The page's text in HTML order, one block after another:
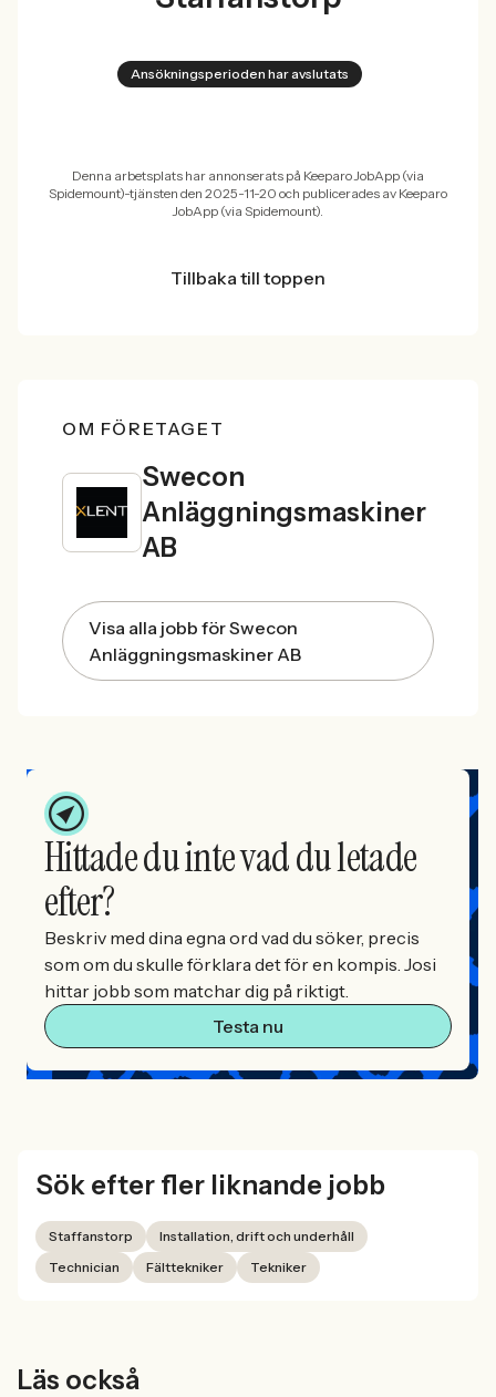
Ansökningsperioden har avslutats
Denna arbetsplats har annonserats på Keeparo JobApp (via
Spidemount)-tjänsten den 2025-11-20 och publicerades av Keeparo
JobApp (via Spidemount).
Tillbaka till toppen
OM FÖRETAGET
Swecon
Anläggningsmaskiner
AB
Visa alla jobb för Swecon
Anläggningsmaskiner AB
Hittade du inte vad du letade
efter?
Beskriv med dina egna ord vad du söker, precis
som om du skulle förklara det för en kompis. Josi
hittar jobb som matchar dig på riktigt.
Testa nu
Sök efter fler liknande jobb
Staffanstorp
Installation, drift och underhåll
Technician
Fälttekniker Tekniker
Läs också